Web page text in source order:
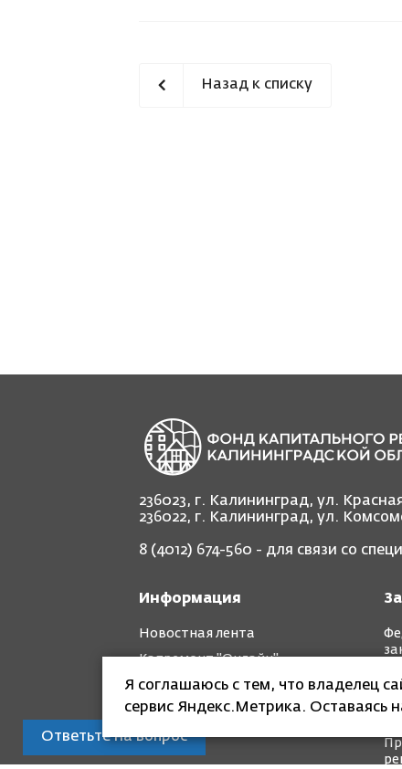
Ответьте на вопрос
Назад к списку
236023, г. Калининград, ул.
236022, г. Калининград, ул.
8 (4012) 674-560 - для связи со
Информация
Новостная лента
Капремонт "Онлайн"
Фотоотчет "до" и "после"
Я соглашаюсь с тем, что владелец
сервис Яндекс.Метрика. Оставаясь